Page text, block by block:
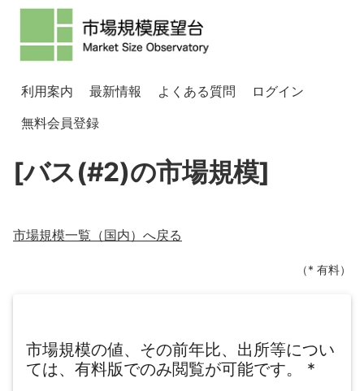
利用案内 最新情報 よくある質問
ログイン
無料会員登録
[バス(#2)の市場規模]
市場規模一覧（国内）へ戻る
（* 有料）
市場規模の値、その前年比、出所等につい
ては、有料版でのみ閲覧が可能です。
*